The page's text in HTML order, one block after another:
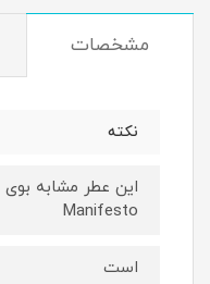
مشخصات
نکته
Manifesto
است